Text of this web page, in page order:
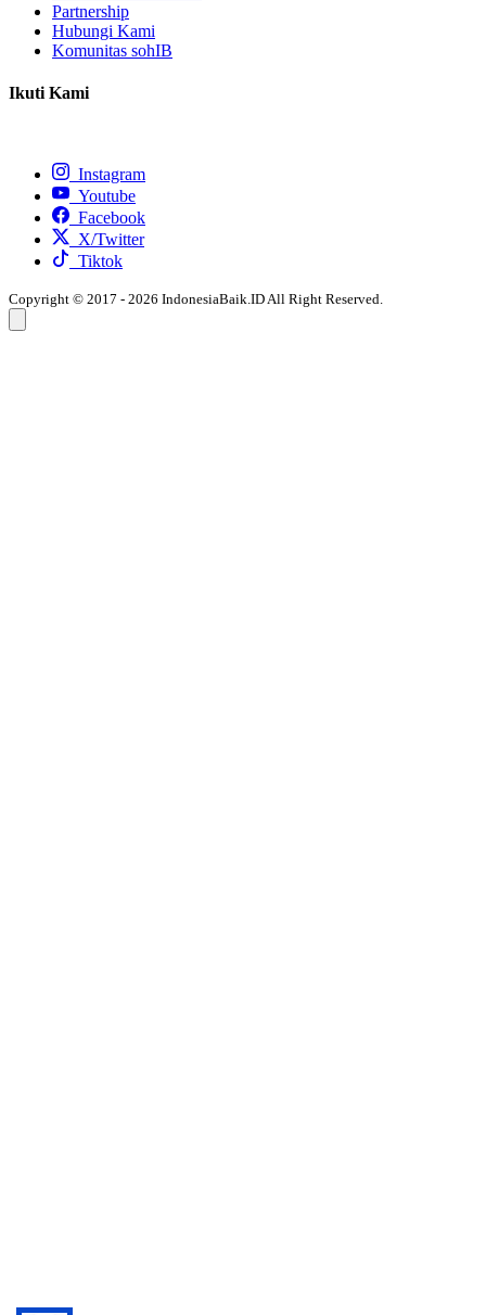
Partnership
Hubungi Kami
Komunitas sohIB
Ikuti Kami
Instagram
Youtube
Facebook
X/Twitter
Tiktok
Copyright © 2017 - 2026 IndonesiaBaik.ID All Right Reserved.